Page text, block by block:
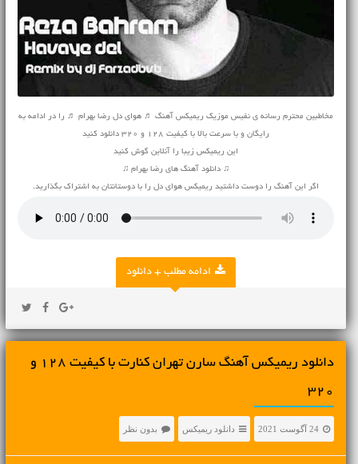
مخاطبین محترم رسانه ی نفیس موزیک ریمیکس آهنگ ♬ هوای دل رضا بهرام ♬ را در ادامه به
رایگان و با سرعت بالا با کیفیت 128 و 320 دانلود کنید
این ریمیکس زیبا را آنلاین گوش کنید
♫ دانلود آهنگ های رضا بهرام ♫
اگر این آهنگ را دوست داشتید ریمیکس هوای دل را با دوستانتان به اشتراک بگذارید.
ادامه مطلب + دانلود
دانلود ریمیکس آهنگ سارن تهران کنارت با کیفیت 128 و
320
24 آگوست 2021 دانلود ریمیکس بدون نظر